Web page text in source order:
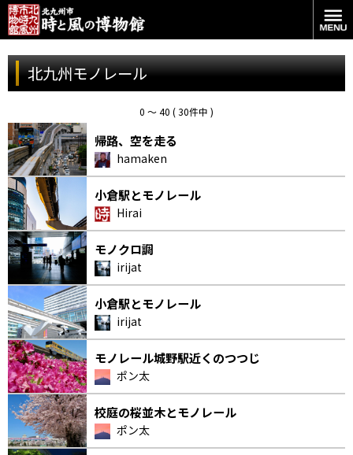
北九州モノレール
0 〜 40 ( 30件中 )
帰路、空を走る
hamaken
小倉駅とモノレール
Hirai
モノクロ調
irijat
小倉駅とモノレール
irijat
モノレール城野駅近くのつつじ
ポン太
校庭の桜並木とモノレール
ポン太